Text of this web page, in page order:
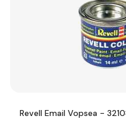
Revell Email Vopsea -